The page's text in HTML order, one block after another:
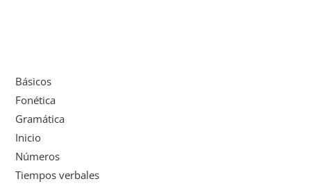
Básicos
Fonética
Gramática
Inicio
Números
Tiempos verbales